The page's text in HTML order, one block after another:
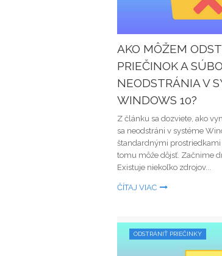
AKO MÔŽEM
PRIEČINOK A
NEODSTRÁNIA V
WINDOWS 10?
Z článku sa dozviete, ako
sa neodstráni v systéme
štandardnými prostriedkami
tomu môže dôjsť. Začnime
Existuje niekoľko zdrojov...
ČÍTAJ VIAC
ODSTRÁNIŤ PRIEČINKY